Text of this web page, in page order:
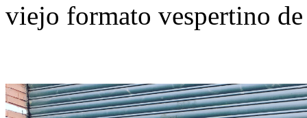
viejo formato vespertino